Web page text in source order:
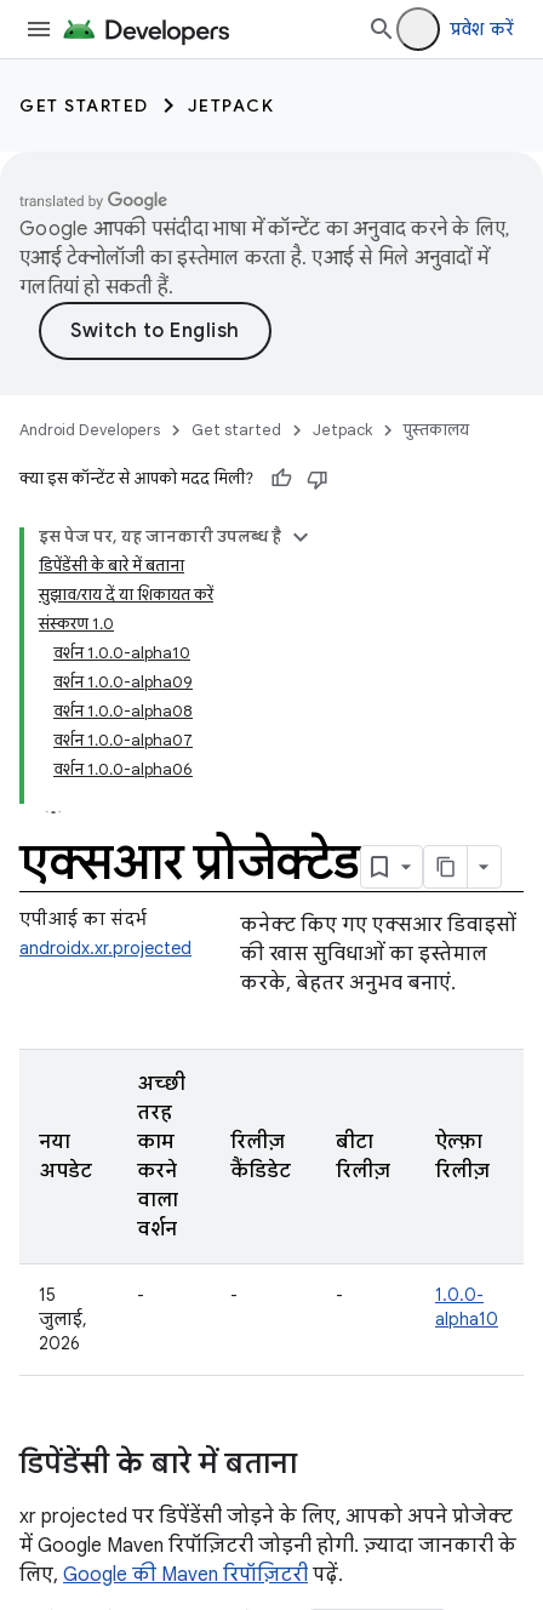
प्रवेश करें
GET STARTED JETPACK
Google आपकी पसंदीदा भाषा में कॉन्टेंट का अनुवाद करने के लिए,
एआई टेक्नोलॉजी का इस्तेमाल करता है. एआई से मिले अनुवादों में
गलतियां हो सकती हैं.
Android Developers Get started Jetpack पुस्तकालय
क्या इस कॉन्टेंट से आपको मदद मिली?
इस पेज पर, यह जानकारी उपलब्ध है
डिपेंडेंसी के बारे में बताना
सुझाव/राय दें या शिकायत करें
संस्करण 1.0
वर्शन 1.0.0-alpha10
वर्शन 1.0.0-alpha09
वर्शन 1.0.0-alpha08
वर्शन 1.0.0-alpha07
वर्शन 1.0.0-alpha06
एक्सआर प्रोजेक्टेड
एपीआई का संदर्भ
androidx.xr.projected
कनेक्ट किए गए एक्सआर डिवाइसों
की खास सुविधाओं का इस्तेमाल
करके, बेहतर अनुभव बनाएं.
नया
अपडेट
अच्छी
तरह
काम
करने
वाला
वर्शन
रिलीज़
कैंडिडेट
बीटा
रिलीज़
ऐल्फ़ा
रिलीज़
15
जुलाई,
2026
- - -
1.0.0-
alpha10
डिपेंडेंसी के बारे में बताना
xr projected पर डिपेंडेंसी जोड़ने के लिए, आपको अपने प्रोजेक्ट
में Google Maven रिपॉज़िटरी जोड़नी होगी. ज़्यादा जानकारी के
लिए, Google की Maven रिपॉज़िटरी पढ़ें.